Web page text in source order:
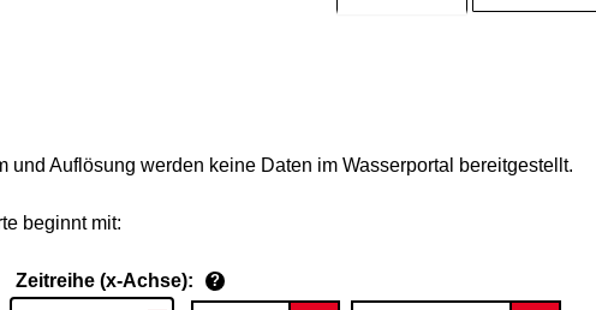
und Auflösung werden keine Daten im Wasserportal bereitgestellt.
beginnt mit:
Zeitreihe (x-Achse): ?